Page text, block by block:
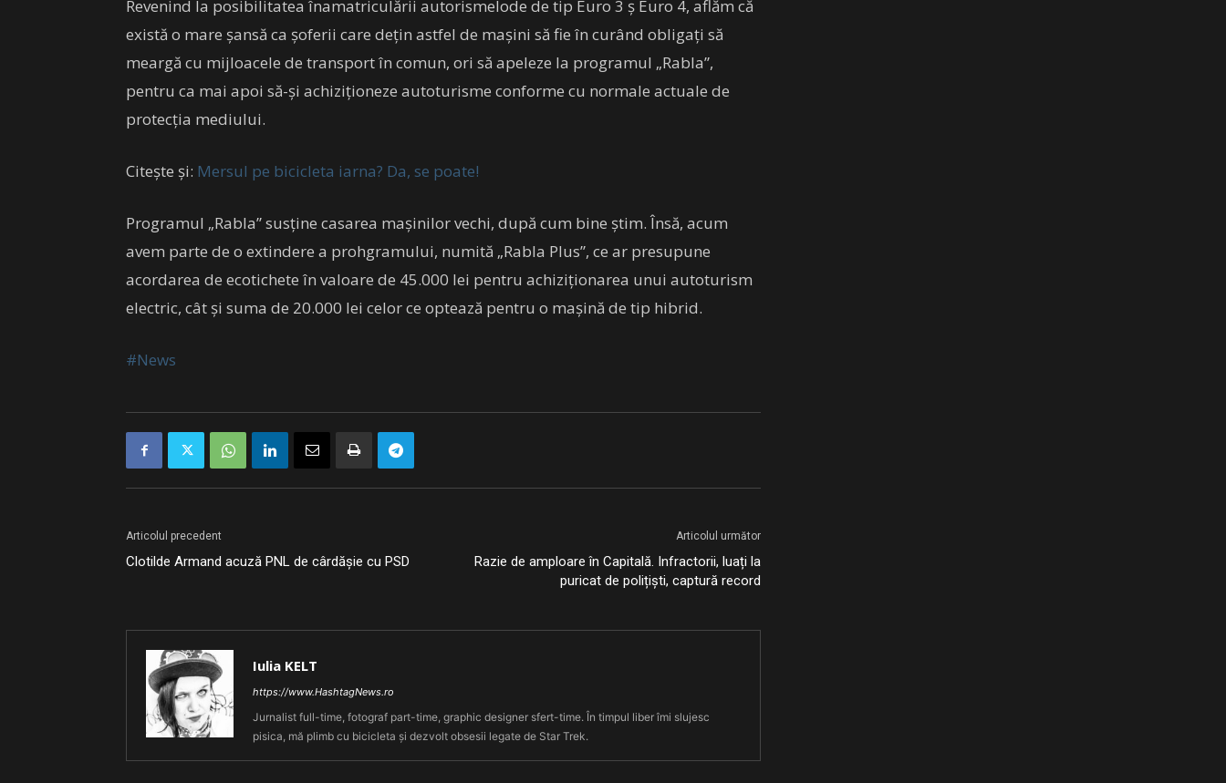
Revenind la posibilitatea înamatriculării autorismelode de tip Euro 3 ș Euro 4, aflăm că
există o mare șansă ca șoferii care dețin astfel de mașini să fie în curând obligați să
meargă cu mijloacele de transport în comun, ori să apeleze la programul „Rabla”,
pentru ca mai apoi să-și achiziționeze autoturisme conforme cu normale actuale de
protecția mediului.
Citește și: Mersul pe bicicleta iarna? Da, se poate!
Programul „Rabla” susține casarea mașinilor vechi, după cum bine știm. Însă, acum
avem parte de o extindere a prohgramului, numită „Rabla Plus”, ce ar presupune
acordarea de ecotichete în valoare de 45.000 lei pentru achiziționarea unui autoturism
electric, cât și suma de 20.000 lei celor ce optează pentru o mașină de tip hibrid.
#News
Articolul precedent
Clotilde Armand acuză PNL de cârdășie cu PSD
Articolul următor
Razie de amploare în Capitală. Infractorii, luați la
puricat de polițiști, captură record
Iulia KELT
https://www.HashtagNews.ro
Jurnalist full-time, fotograf part-time, graphic designer sfert-time. În timpul liber îmi slujesc
pisica, mă plimb cu bicicleta și dezvolt obsesii legate de Star Trek.